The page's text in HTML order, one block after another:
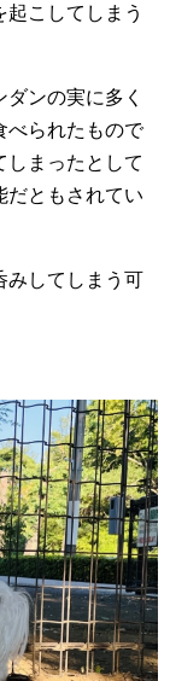
こしてしまう
ンの実に多く
べられたもので
しまったとして
だともされてい
みしてしまう可